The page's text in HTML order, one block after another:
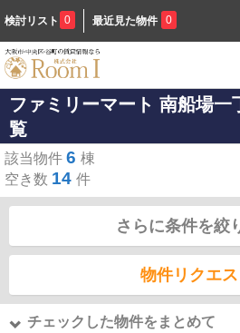
検討リスト 0 最近見た物件 0
ファミリーマート 南船場一
覧
該当物件 6 棟
空き数 14 件
さらに条件を絞
物件リクエス
チェックした物件をまとめて